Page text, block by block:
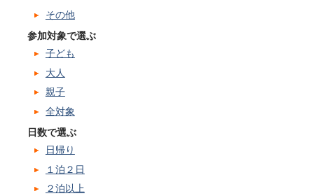
その他
参加対象で選ぶ
子ども
大人
親子
全対象
日数で選ぶ
日帰り
１泊２日
２泊以上